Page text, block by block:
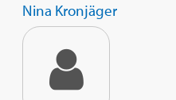
Nina Kronjäger